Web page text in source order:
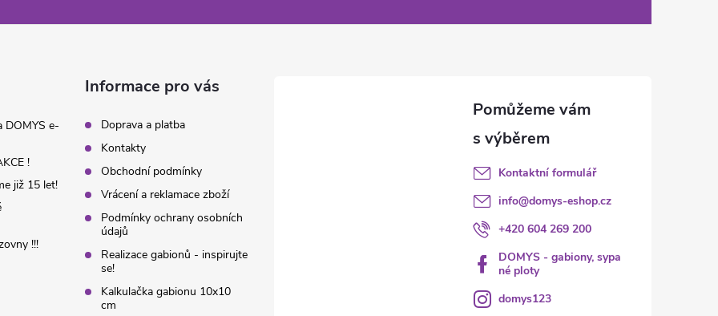
DOMYS e-
!
již 15 let!
!!!
Informace pro vás
Doprava a platba
Kontakty
Obchodní podmínky
Vrácení a reklamace zboží
Podmínky ochrany osobních
údajů
Realizace gabionů - inspirujte
se!
Kalkulačka gabionu 10x10
cm
Kontaktní formulář
info@domys-eshop.cz
+420 604 269 200
DOMYS - gabiony, sypa
né ploty
domys123